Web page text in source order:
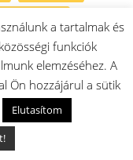
(46)
(8)
(6)
(8)
edition
a tartalmak és
funkciók
elemzéséhez. A
Ön hozzájárul a sütik
Elutasítom